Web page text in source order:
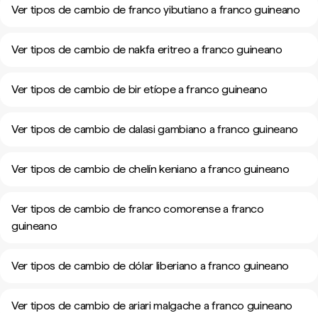
Ver tipos de cambio de franco yibutiano a franco guineano
Ver tipos de cambio de nakfa eritreo a franco guineano
Ver tipos de cambio de bir etíope a franco guineano
Ver tipos de cambio de dalasi gambiano a franco guineano
Ver tipos de cambio de chelín keniano a franco guineano
Ver tipos de cambio de franco comorense a franco
guineano
Ver tipos de cambio de dólar liberiano a franco guineano
Ver tipos de cambio de ariari malgache a franco guineano